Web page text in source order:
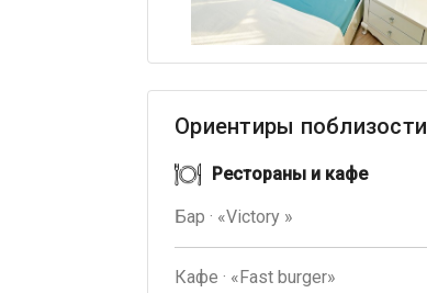
Ориентиры поблизости
Рестораны и кафе
Бар · «Victory »
Кафе · «Fast burger»